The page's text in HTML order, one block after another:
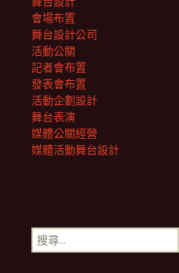
會場布置
舞台設計公司
活動公關
記者會布置
發表會布置
活動企劃設計
舞台表演
媒體公關經營
媒體活動舞台設計
搜
尋